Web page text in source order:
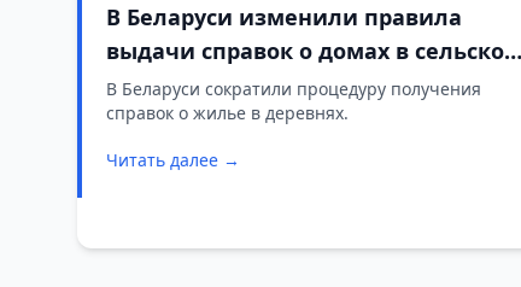
В Беларуси изменили правила
выдачи справок о домах в сельской
местности
В Беларуси сократили процедуру получения
справок о жилье в деревнях.
Читать далее →